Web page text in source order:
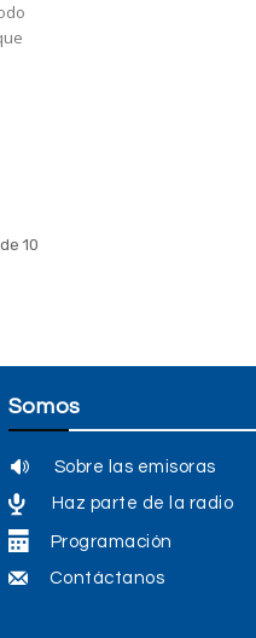
10
Somos
Sobre las emisoras
Haz parte de la radio
Programación
Contáctanos